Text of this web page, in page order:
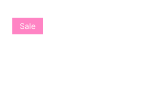
Sale